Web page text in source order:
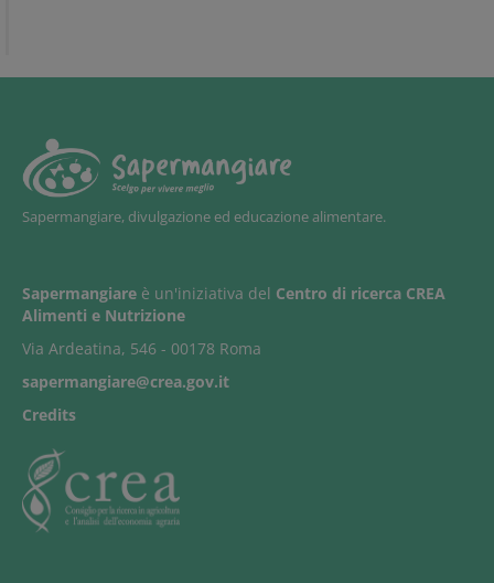
Sapermangiare, divulgazione ed educazione alimentare.
Sapermangiare è un'iniziativa del Centro di ricerca CREA
Alimenti e Nutrizione
Via Ardeatina, 546 - 00178 Roma
sapermangiare@crea.gov.it
Credits